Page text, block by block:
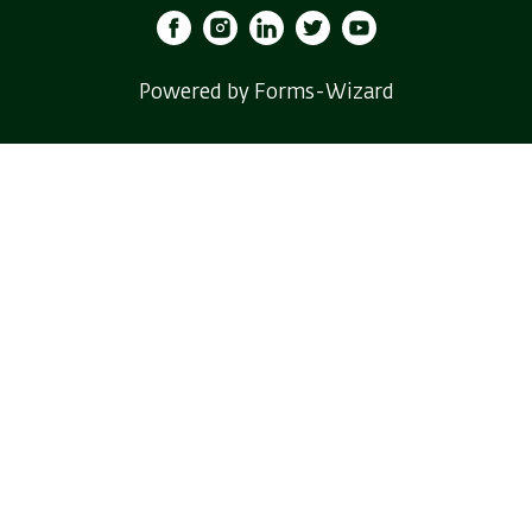
Powered by Forms-Wizard